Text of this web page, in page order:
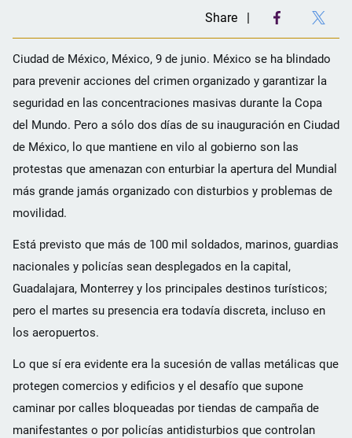
Share
Ciudad de México, México, 9 de junio. México se ha blindado
para prevenir acciones del crimen organizado y garantizar la
seguridad en las concentraciones masivas durante la Copa
del Mundo. Pero a sólo dos días de su inauguración en Ciudad
de México, lo que mantiene en vilo al gobierno son las
protestas que amenazan con enturbiar la apertura del Mundial
más grande jamás organizado con disturbios y problemas de
movilidad.
Está previsto que más de 100 mil soldados, marinos, guardias
nacionales y policías sean desplegados en la capital,
Guadalajara, Monterrey y los principales destinos turísticos;
pero el martes su presencia era todavía discreta, incluso en
los aeropuertos.
Lo que sí era evidente era la sucesión de vallas metálicas que
protegen comercios y edificios y el desafío que supone
caminar por calles bloqueadas por tiendas de campaña de
manifestantes o por policías antidisturbios que controlan